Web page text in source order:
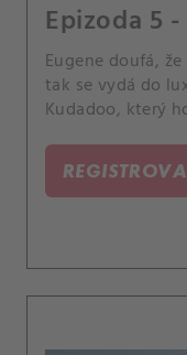
Epizoda 5
Eugene doufá,
tak se vydá do
Kudadoo, který